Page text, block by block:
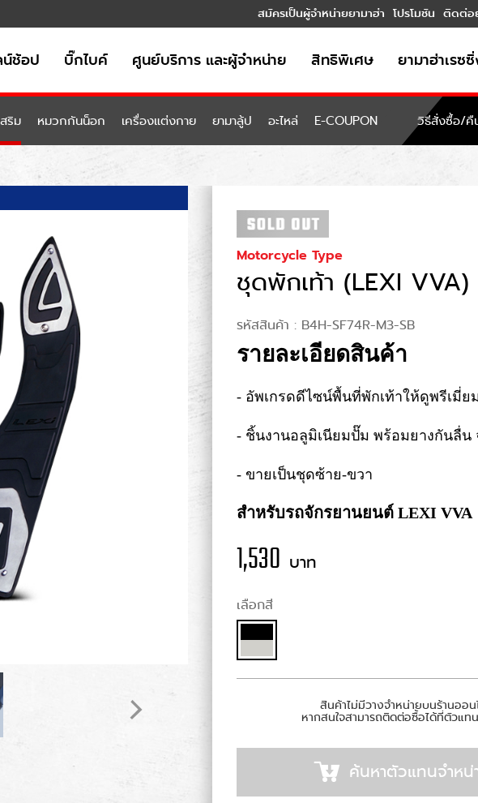
สมัครเป็นผู้จำหน่ายยามาฮ่า โปรโมชัน ติดต่อ
น์ช้อป บิ๊กไบค์ ศูนย์บริการ และผู้จำหน่าย สิทธิพิเศษ ยามาฮ่าเรซ
ริม หมวกกันน็อก เครื่องแต่งกาย ยามาลู้ป อะไหล่ E-COUPON วิธีสั่งซื้อ/คื
Motorcycle Type
ชุดพักเท้า (LEXI VVA)
รหัสสินค้า : B4H-SF74R-M3-SB
รายละเอียดสินค้า
- อัพเกรดดีไซน์พื้นที่พักเท้าให้ดูพรีเมี่ย
- ชิ้นงานอลูมิเนียมปั๊ม พร้อมยางกันลื่น
- ขายเป็นชุดซ้าย-ขวา
สำหรับรถจักรยานยนต์ LEXI VVA
1,530 บาท
เลือกสี
สินค้าไม่มีวางจำหน่ายบนร้านออ
หากสนใจสามารถติดต่อซื้อได้ที่ตัวแท
ค้นหาตัวแทนจำห